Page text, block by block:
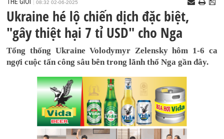
08:32 02-06-2025
Ukraine hé lộ chiến dịch đặc biệt,
"gây thiệt hại 7 tỉ USD" cho Nga
Tổng thống Ukraine Volodymyr Zelensky hôm 1-6 ca
ngợi cuộc tấn công sâu bên trong lãnh thổ Nga gần đây.